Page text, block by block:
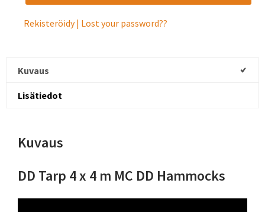
Rekisteröidy Lost your password?
Kuvaus
Lisätiedot
Kuvaus
DD Tarp 4 x 4 m MC DD Hammocks